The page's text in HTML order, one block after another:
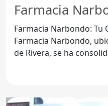
Farmacia
Farmacia Narbondo: Tu
Farmacia Narbondo,
de Rivera, se ha